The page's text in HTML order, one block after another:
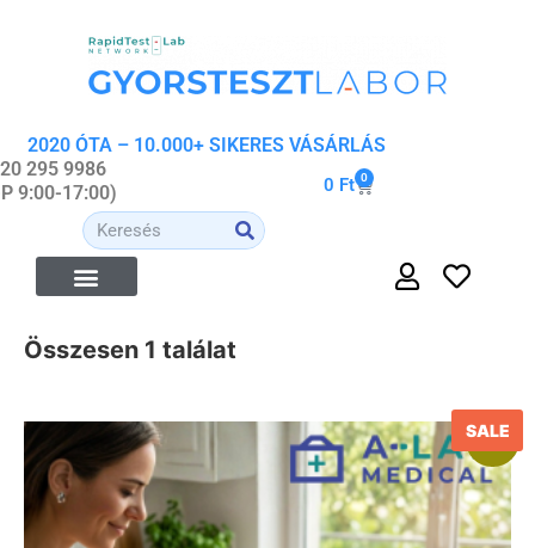
2020 ÓTA – 10.000+ SIKERES VÁSÁRLÁS
295 9986
9:00-17:00)
0 Ft 0
Összesen 1 találat
Akció!
SALE